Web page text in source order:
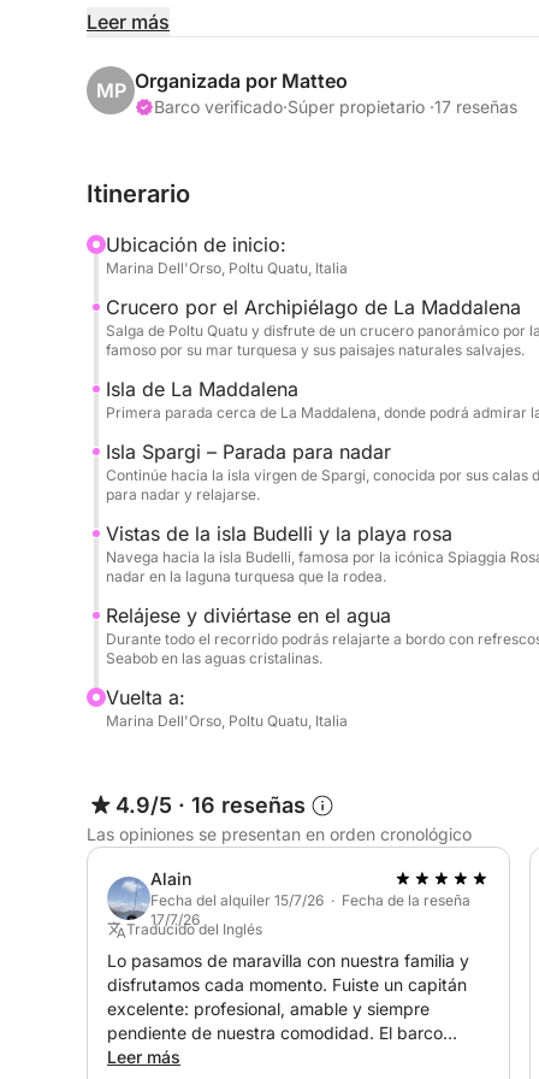
Durante el día, explorará las famosas islas de La
paradas para nadar, donde podrá sumergirse en
mediterráneo y admirar el espectacular paisaje
su icónica Playa Rosa y los increíbles colores de
Durante la experiencia, podrá relajarse a bordo
botella de vino, y explorar las aguas cristalinas
divertida y única en el mar.
Este crucero de un día completo es perfecto
Maddalena, combinando relajación, baño y
bellas de Cerdeña.
Leer más
MP Organizada por Matteo
Barco verificado·Súper propietario ·17 reseñas
Itinerario
Ubicación de inicio:
Marina Dell'Orso, Poltu Quatu, Italia
Crucero por el Archipiélago de La Maddalena
Salga de Poltu Quatu y disfrute de un crucero panorámico por
famoso por su mar turquesa y sus paisajes naturales salvajes.
Isla de La Maddalena
Primera parada cerca de La Maddalena, donde podrá admirar
Isla Spargi – Parada para nadar
Continúe hacia la isla virgen de Spargi, conocida por sus
para nadar y relajarse.
Vistas de la isla Budelli y la playa rosa
Navega hacia la isla Budelli, famosa por la icónica Spiaggia
nadar en la laguna turquesa que la rodea.
Relájese y diviértase en el agua
Durante todo el recorrido podrás relajarte a bordo con
Seabob en las aguas cristalinas.
Vuelta a:
Marina Dell'Orso, Poltu Quatu, Italia
4.9/5 · 16 reseñas
Las opiniones se presentan en orden cronológico
Alain
Fecha del alquiler 15/7/26 · Fecha de la reseña
17/7/26
Traducido del Inglés
Lo pasamos de maravilla con nuestra familia y
disfrutamos cada momento. Fuiste un capitán
excelente: profesional, amable y siempre
pendiente de nuestra comodidad. El barco
estaba en perfectas condiciones, el almuerzo
Leer más